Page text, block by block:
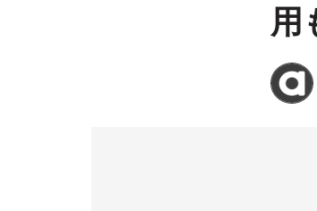
用